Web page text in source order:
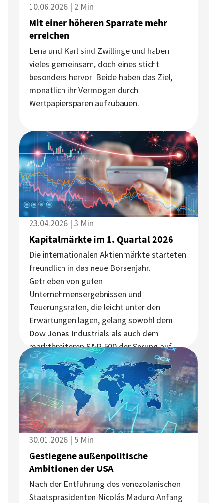
10.06.2026 | 2 Min
Mit einer höheren Sparrate mehr
erreichen
Lena und Karl sind Zwillinge und haben
vieles gemeinsam, doch eines sticht
besonders hervor: Beide haben das Ziel,
monatlich ihr Vermögen durch
Wertpapiersparen aufzubauen.
23.04.2026 | 3 Min
Kapitalmärkte im 1. Quartal 2026
Die internationalen Aktienmärkte starteten
freundlich in das neue Börsenjahr.
Getrieben von guten
Unternehmensergebnissen und
Teuerungsraten, die leicht unter den
Erwartungen lagen, gelang sowohl dem
Dow Jones Industrials als auch dem
marktbreiteren S&P 500 der Sprung auf
neue Allzeithochs. Auch der DAX und der
EURO STOXX 50 markierten in Europa neue
Rekorde, bevor im Zuge von US-
amerikanischen Zolldrohungen im
Grönlandstreit Gewinnmitnahmen
einsetzten.
30.01.2026 | 5 Min
Gestiegene außenpolitische
Ambitionen der USA
Nach der Entführung des venezolanischen
Staatspräsidenten Nicolás Maduro Anfang